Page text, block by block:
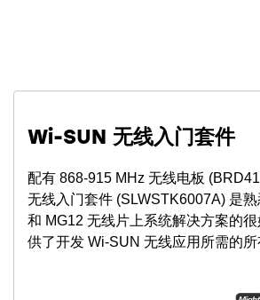
Wi-SUN 无线入门套件
配有 868-915 MHz 无线电板
无线入门套件 (SLWSTK6007A) 是
和 MG12 无线片上系统解决方案的
供了开发 Wi-SUN 无线应用所需的所